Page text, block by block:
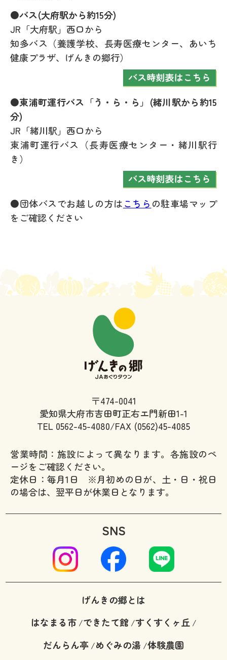
●バス(大府駅から約15分)
JR「大府駅」西口から
知多バス（養護学校、長寿医療センター、あいち
健康プラザ、げんきの郷行）
●東浦町運行バス「う・ら・ら」(緒川駅から約15
分)
JR「緒川駅」西口から
東浦町運行バス（長寿医療センター・緒川駅行
き）
●団体バスでお越しの方はこちら の駐車場マップ
をご確認ください
〒474-0041
愛知県大府市吉田町正右エ門新田1-1
TEL 0562-45-4080/FAX (0562)45-4085
営業時間：施設によって異なります。各施設のペ
ージをご確認ください。
定休日：毎月1日 ※月初めの日が、土・日・祝日
の場合は、翌平日が休業日となります。
SNS
げんきの郷とは
はなまる市/できたて館/すくすくヶ丘/
だんらん亭 /めぐみの湯 /体験農園